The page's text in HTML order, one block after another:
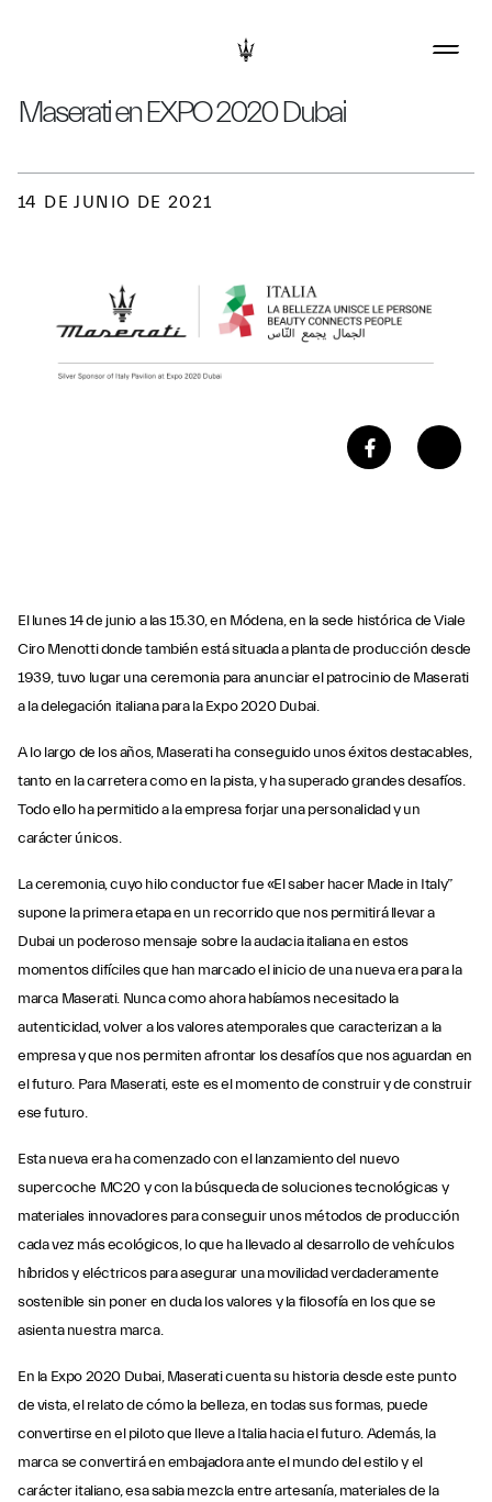
Maserati en EXPO 2020 Dubai
14 DE JUNIO DE 2021
El lunes 14 de junio a las 15.30, en Módena, en la sede histórica de Viale
Ciro Menotti donde también está situada a planta de producción desde
1939, tuvo lugar una ceremonia para anunciar el patrocinio de Maserati
a la delegación italiana para la Expo 2020 Dubai.
A lo largo de los años, Maserati ha conseguido unos éxitos destacables,
tanto en la carretera como en la pista, y ha superado grandes desafíos.
Todo ello ha permitido a la empresa forjar una personalidad y un
carácter únicos.
La ceremonia, cuyo hilo conductor fue «El saber hacer Made in Italy”
supone la primera etapa en un recorrido que nos permitirá llevar a
Dubai un poderoso mensaje sobre la audacia italiana en estos
momentos difíciles que han marcado el inicio de una nueva era para la
marca Maserati. Nunca como ahora habíamos necesitado la
autenticidad, volver a los valores atemporales que caracterizan a la
empresa y que nos permiten afrontar los desafíos que nos aguardan en
el futuro. Para Maserati, este es el momento de construir y de construir
ese futuro.
Esta nueva era ha comenzado con el lanzamiento del nuevo
supercoche MC20 y con la búsqueda de soluciones tecnológicas y
materiales innovadores para conseguir unos métodos de producción
cada vez más ecológicos, lo que ha llevado al desarrollo de vehículos
híbridos y eléctricos para asegurar una movilidad verdaderamente
sostenible sin poner en duda los valores y la filosofía en los que se
asienta nuestra marca.
En la Expo 2020 Dubai, Maserati cuenta su historia desde este punto
de vista, el relato de cómo la belleza, en todas sus formas, puede
convertirse en el piloto que lleve a Italia hacia el futuro. Además, la
marca se convertirá en embajadora ante el mundo del estilo y el
carácter italiano, esa sabia mezcla entre artesanía, materiales de la